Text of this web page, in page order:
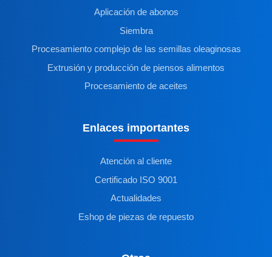
Aplicación de abonos
Siembra
Procesamiento complejo de las semillas oleaginosas
Extrusión y producción de piensos alimentos
Procesamiento de aceites
Enlaces importantes
Atención al cliente
Certificado ISO 9001
Actualidades
Eshop de piezas de repuesto